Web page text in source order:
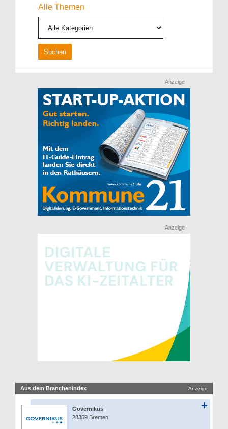
Alle Themen
Anzeige
Anzeige
Aus dem Branchenindex Anzeige
Governikus
28359 Bremen